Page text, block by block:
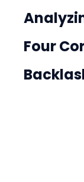
Four